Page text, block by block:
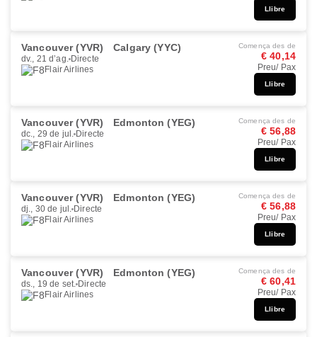
Llibre
Vancouver (YVR) Calgary (YYC)
dv., 21 d’ag. Directe
Flair Airlines
Comença des de
€ 40,14
Preu/ Pax
Llibre
Vancouver (YVR) Edmonton (YEG)
dc., 29 de jul. Directe
Flair Airlines
Comença des de
€ 56,88
Preu/ Pax
Llibre
Vancouver (YVR) Edmonton (YEG)
dj., 30 de jul. Directe
Flair Airlines
Comença des de
€ 56,88
Preu/ Pax
Llibre
Vancouver (YVR) Edmonton (YEG)
ds., 19 de set. Directe
Flair Airlines
Comença des de
€ 60,41
Preu/ Pax
Llibre